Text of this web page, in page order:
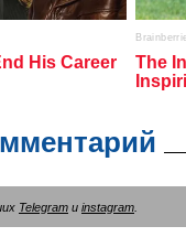
Telegram и instagram